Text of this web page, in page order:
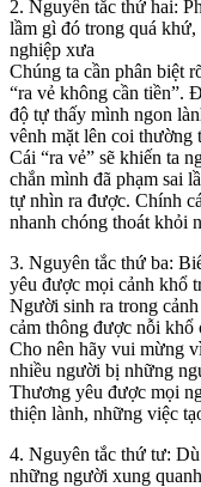
2. Nguyên tắc thứ hai:
lầm gì đó trong quá
nghiệp xưa
Chúng ta cần phân biệt
“ra vẻ không cần tiền”.
độ tự thấy mình ngon
vênh mặt lên coi thường
Cái “ra vẻ” sẽ khiến ta
chắn mình đã phạm sai
tự nhìn ra được. Chính
nhanh chóng thoát khỏi
3. Nguyên tắc thứ ba:
yêu được mọi cảnh khổ
Người sinh ra trong
cảm thông được nỗi khổ
Cho nên hãy vui mừng
nhiều người bị những
Thương yêu được mọi
thiện lành, những việc
4. Nguyên tắc thứ tư:
những người xung quanh